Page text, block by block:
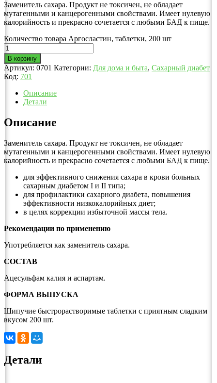
Заменитель сахара. Продукт не токсичен, не обладает
мутагенными и канцерогенными свойствами. Имеет нулевую
калорийность и прекрасно сочетается с любыми БАД к пище.
Количество товара Аргосластин, таблетки, 200 шт
В корзину
Артикул: 0701 Категории: Для дома и быта, Сахарный диабет
Код: 701
Описание
Детали
Описание
Заменитель сахара. Продукт не токсичен, не обладает
мутагенными и канцерогенными свойствами. Имеет нулевую
калорийность и прекрасно сочетается с любыми БАД к пище.
для эффективного снижения сахара в крови больных
сахарным диабетом I и II типа;
для профилактики сахарного диабета, повышения
эффективности низкокалорийных диет;
в целях коррекции избыточной массы тела.
Рекомендации по применению
Употребляется как заменитель сахара.
СОСТАВ
Ацесульфам калия и аспартам.
ФОРМА ВЫПУСКА
Шипучие быстрорастворимые таблетки с приятным сладким
вкусом 200 шт.
Детали